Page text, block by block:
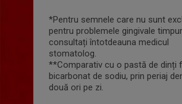
*Pentru semnele care nu sunt
pentru problemele gingivale
consultați întotdeauna medicul
stomatolog.
**Comparativ cu o pastă de dinți
bicarbonat de sodiu, prin periaj
două ori pe zi.